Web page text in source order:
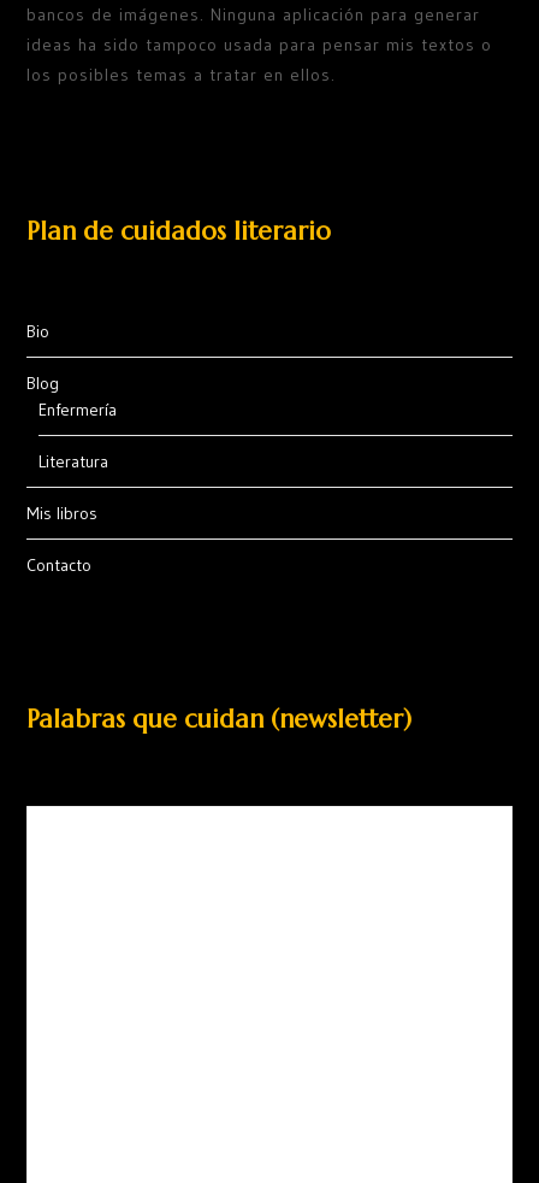
bancos de imágenes. Ninguna aplicación para generar
ideas ha sido tampoco usada para pensar mis textos o
los posibles temas a tratar en ellos.
Plan de cuidados literario
Bio
Blog
Enfermería
Literatura
Mis libros
Contacto
Palabras que cuidan (newsletter)